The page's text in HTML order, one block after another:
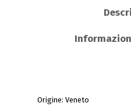
Origine: Veneto